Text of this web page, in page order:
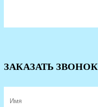
ЗАКАЗАТЬ ЗВОНОК